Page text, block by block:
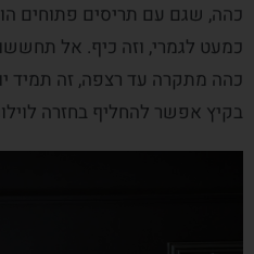
כהה, שגם עם תריסים פתוחים
כמעט לגמרי, וזה כיף. אל
כהה מתקרה עד רצפה, זה תמיד
בקיץ אפשר להחליף בחזרה